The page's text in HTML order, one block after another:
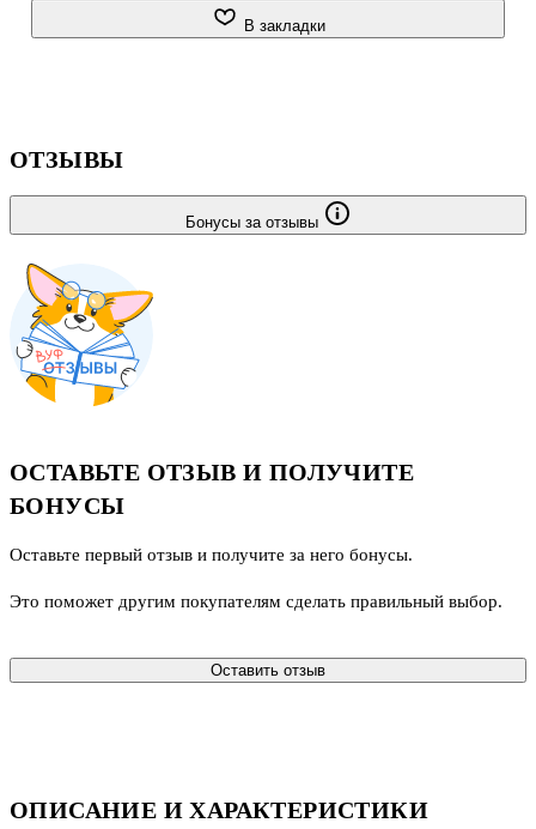
можно оформить без лишних хлопот. Формат 40 × 50 см
В закладки
ОПИСАНИЕ И ХАРАКТЕРИСТИКИ
ОТЗЫВЫ
Бонусы за отзывы
ОСТАВЬТЕ ОТЗЫВ И ПОЛУЧИТЕ
БОНУСЫ
Оставьте первый отзыв и получите за него бонусы.
Это поможет другим покупателям сделать правильный выбор.
Оставить отзыв